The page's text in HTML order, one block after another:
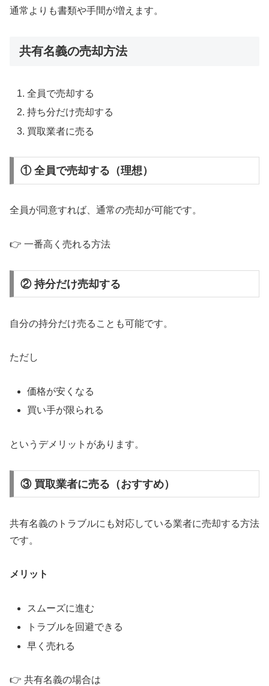
通常よりも書類や手間が増えます。
共有名義の売却方法
全員で売却する
持ち分だけ売却する
買取業者に売る
① 全員で売却する（理想）
全員が同意すれば、通常の売却が可能です。
👉 一番高く売れる方法
② 持分だけ売却する
自分の持分だけ売ることも可能です。
ただし
価格が安くなる
買い手が限られる
というデメリットがあります。
③ 買取業者に売る（おすすめ）
共有名義のトラブルにも対応している業者に売却する方法
です。
メリット
スムーズに進む
トラブルを回避できる
早く売れる
👉 共有名義の場合は